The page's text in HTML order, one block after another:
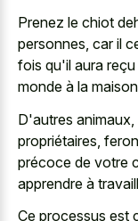
Prenez le chiot
personnes, car il
fois qu'il aura
monde à la
D'autres animaux,
propriétaires,
précoce de votre
apprendre à
Ce processus est